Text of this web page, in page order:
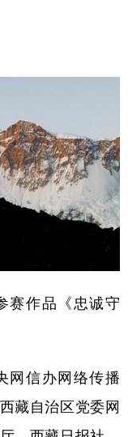
作品《忠诚守
信办网络传播
藏自治区党委网